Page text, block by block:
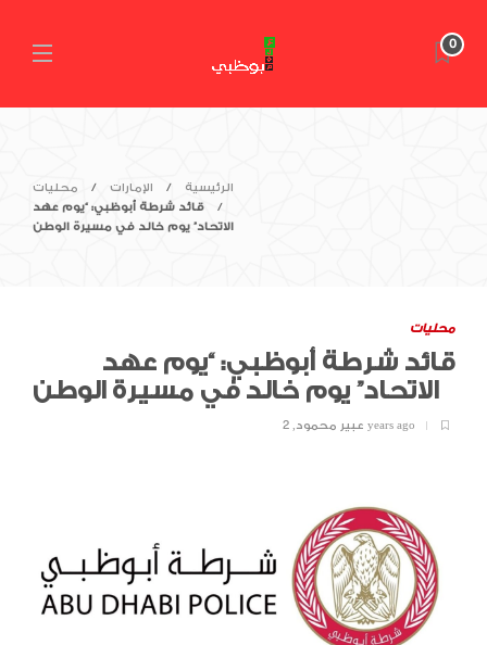
0
الرئيسية الإمارات
محليات
قائد شرطة أبوظبي: “يوم عهد
الاتحاد” يوم خالد في مسيرة الوطن
محليات
قائد شرطة أبوظبي: “يوم عهد
عبير محمود, 2 years ago